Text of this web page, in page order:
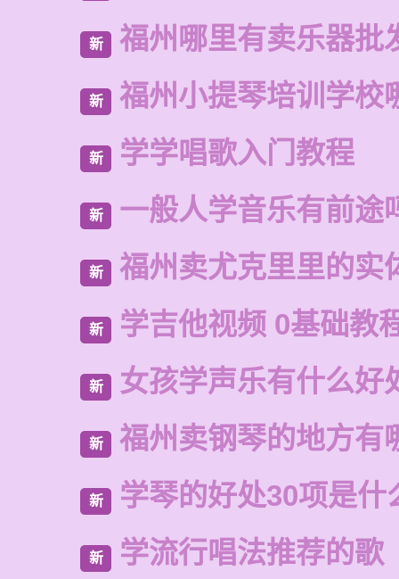
新 福州哪里有卖乐器批
新 福州小提琴培训学校
新 学学唱歌入门教程
新 一般人学音乐有前途
新 福州卖尤克里里的实
新 学吉他视频 0基础教
新 女孩学声乐有什么好
新 福州卖钢琴的地方有
新 学琴的好处30项是什
新 学流行唱法推荐的歌